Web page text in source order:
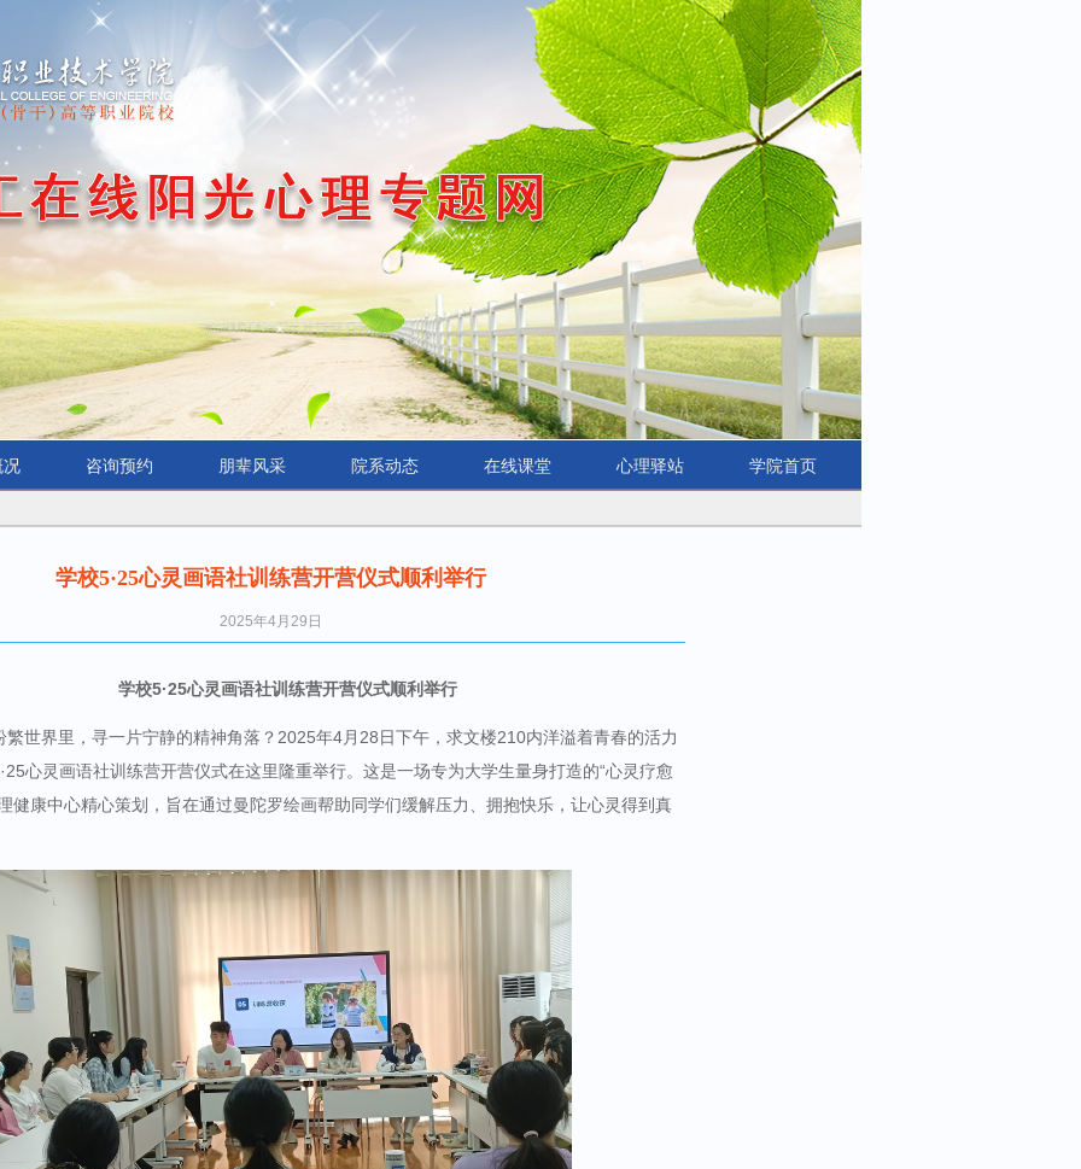
况 咨询预约 朋辈风采 院系动态 在线课堂 心理驿站 学院首页
学校5·25心灵画语社训练营开营仪式顺利举行
2025年4月29日
学校5·25心灵画语社训练营开营仪式顺利举行
繁世界里，寻一片宁静的精神角落？2025年4月28日下午，求文楼210内洋溢着青春的活力
心灵画语社训练营开营仪式在这里隆重举行。这是一场专为大学生量身打造的“心灵疗愈
健康中心精心策划，旨在通过曼陀罗绘画帮助同学们缓解压力、拥抱快乐，让心灵得到真